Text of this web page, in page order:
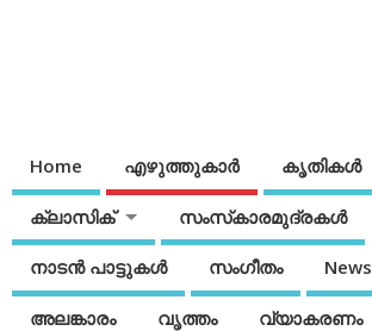
Home എഴുത്തുകാര്‍ കൃതികൾ
ക്ലാസിക് സംസ്‌കാരമുദ്രകള്‍
നാടന്‍ പാട്ടുകള്‍ സംഗീതം News
അലങ്കാരം വൃത്തം വ്യാകരണം